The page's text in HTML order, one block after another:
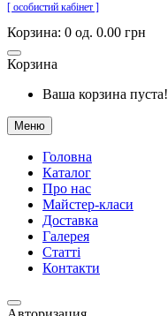
[ особистий кабінет ]
Корзина: 0 од. 0.00 грн
Корзина
Ваша корзина пуста!
Меню
Головна
Каталог
Про нас
Майстер-класи
Доставка
Галерея
Статтi
Контакти